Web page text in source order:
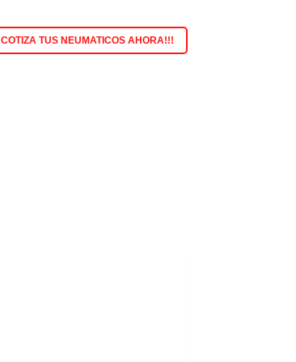
COTIZA TUS NEUMATICOS AHORA!!!